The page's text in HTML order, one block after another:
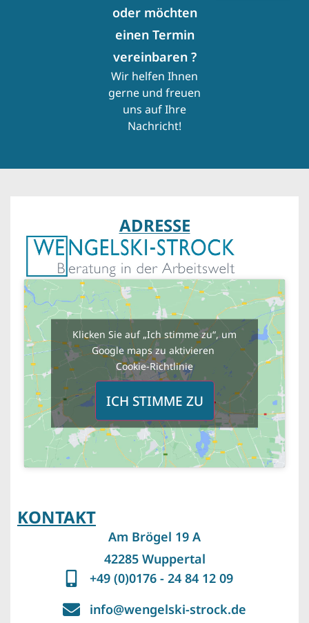
oder möchten
einen Termin
vereinbaren ?
Wir helfen Ihnen
gerne und freuen
uns auf Ihre
Nachricht!
ADRESSE
Klicken Sie auf „Ich stimme zu“, um
Google maps zu aktivieren
Cookie-Richtlinie
ICH STIMME ZU
KONTAKT
Am Brögel 19 A
42285 Wuppertal
+49 (0)0176 - 24 84 12 09
info@wengelski-strock.de